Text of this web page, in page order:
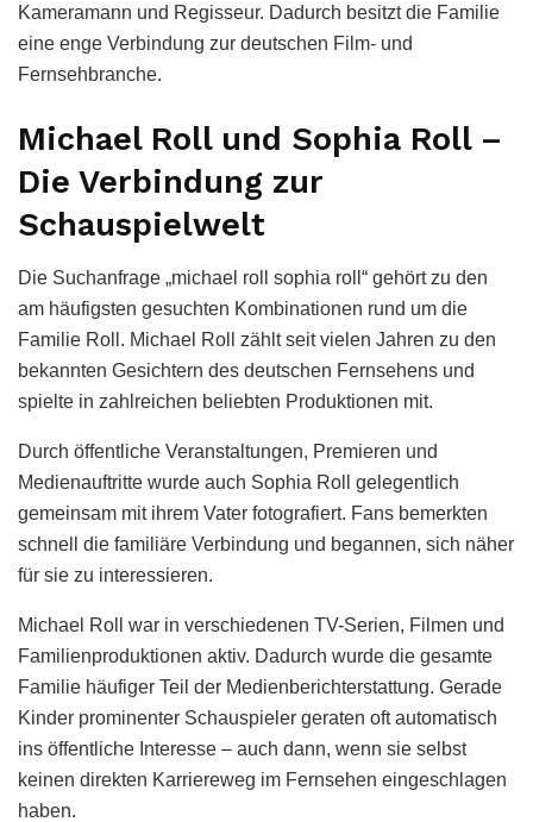
Kameramann und Regisseur. Dadurch besitzt die Familie
eine enge Verbindung zur deutschen Film- und
Fernsehbranche.
Michael Roll und Sophia Roll –
Die Verbindung zur
Schauspielwelt
Die Suchanfrage „michael roll sophia roll“ gehört zu den
am häufigsten gesuchten Kombinationen rund um die
Familie Roll. Michael Roll zählt seit vielen Jahren zu den
bekannten Gesichtern des deutschen Fernsehens und
spielte in zahlreichen beliebten Produktionen mit.
Durch öffentliche Veranstaltungen, Premieren und
Medienauftritte wurde auch Sophia Roll gelegentlich
gemeinsam mit ihrem Vater fotografiert. Fans bemerkten
schnell die familiäre Verbindung und begannen, sich näher
für sie zu interessieren.
Michael Roll war in verschiedenen TV-Serien, Filmen und
Familienproduktionen aktiv. Dadurch wurde die gesamte
Familie häufiger Teil der Medienberichterstattung. Gerade
Kinder prominenter Schauspieler geraten oft automatisch
ins öffentliche Interesse – auch dann, wenn sie selbst
keinen direkten Karriereweg im Fernsehen eingeschlagen
haben.